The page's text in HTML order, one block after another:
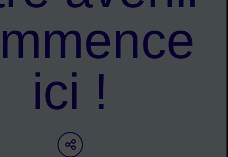
ici !
Partager sur les réseaux